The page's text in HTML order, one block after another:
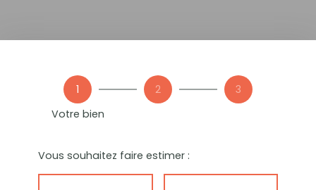
1
Votre bien
2 3
Vous souhaitez faire estimer :